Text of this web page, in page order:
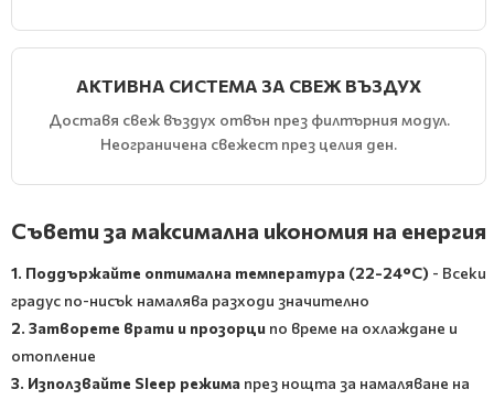
АКТИВНА СИСТЕМА ЗА СВЕЖ ВЪЗДУХ
Доставя свеж въздух отвън през филтърния модул.
Неограничена свежест през целия ден.
Съвети за максимална икономия на енергия
1. Поддържайте оптимална температура (22-24°C) - Всеки
градус по-нисък намалява разходи значително
2. Затворете врати и прозорци по време на охлаждане и
отопление
3. Използвайте Sleep режима през нощта за намаляване на